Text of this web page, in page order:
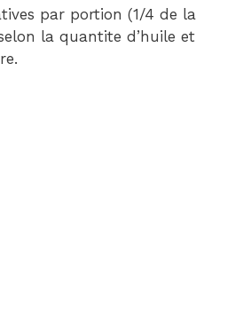
par portion (1/4 de la
la quantite d’huile et